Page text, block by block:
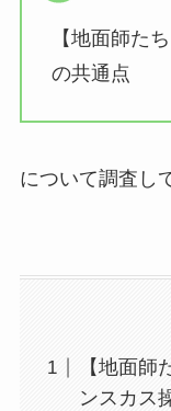
【地面師た
の共通点
について調査し
【地面師
ンスカス